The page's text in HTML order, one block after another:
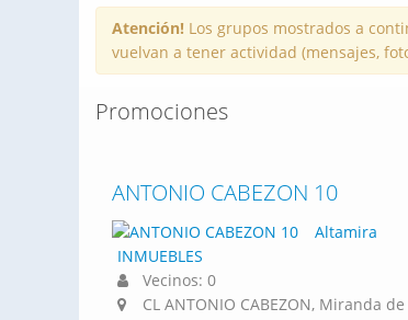
Atención! Los grupos mostrados a
vuelvan a tener actividad (mensajes,
Promociones
ANTONIO CABEZON 10
Altamira
INMUEBLES
Vecinos: 0
CL ANTONIO CABEZON, Miranda